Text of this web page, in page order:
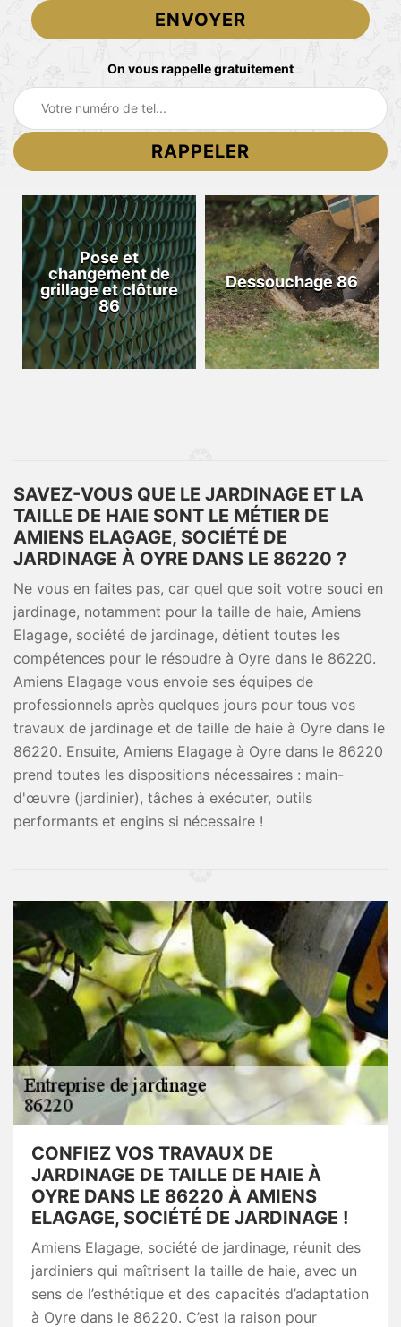
On vous rappelle gratuitement
Pose et
changement de
grillage et clôture
86
Dessouchage 86
SAVEZ-VOUS QUE LE JARDINAGE ET LA
TAILLE DE HAIE SONT LE MÉTIER DE
AMIENS ELAGAGE, SOCIÉTÉ DE
JARDINAGE À OYRE DANS LE 86220 ?
Ne vous en faites pas, car quel que soit votre souci en
jardinage, notamment pour la taille de haie, Amiens
Elagage, société de jardinage, détient toutes les
compétences pour le résoudre à Oyre dans le 86220.
Amiens Elagage vous envoie ses équipes de
professionnels après quelques jours pour tous vos
travaux de jardinage et de taille de haie à Oyre dans le
86220. Ensuite, Amiens Elagage à Oyre dans le 86220
prend toutes les dispositions nécessaires : main-
d'œuvre (jardinier), tâches à exécuter, outils
performants et engins si nécessaire !
CONFIEZ VOS TRAVAUX DE
JARDINAGE DE TAILLE DE HAIE À
OYRE DANS LE 86220 À AMIENS
ELAGAGE, SOCIÉTÉ DE JARDINAGE !
Amiens Elagage, société de jardinage, réunit des
jardiniers qui maîtrisent la taille de haie, avec un
sens de l’esthétique et des capacités d’adaptation
à Oyre dans le 86220. C’est la raison pour